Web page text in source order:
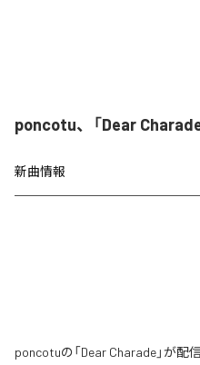
poncotu、「Dear
新曲情報
poncotuの「Dear Charade」が